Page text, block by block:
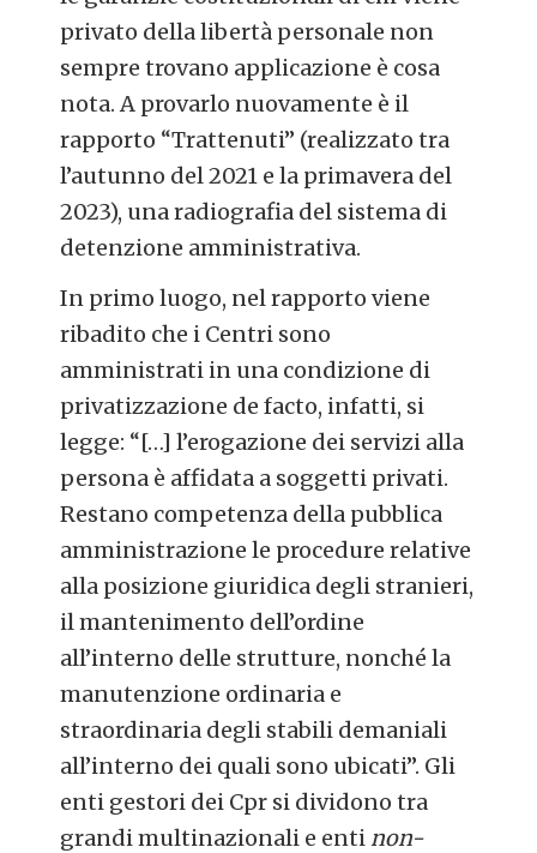
privato della libertà personale non
sempre trovano applicazione è cosa
nota. A provarlo nuovamente è il
rapporto “Trattenuti” (realizzato tra
l’autunno del 2021 e la primavera del
2023), una radiografia del sistema di
detenzione amministrativa.
In primo luogo, nel rapporto viene
ribadito che i Centri sono
amministrati in una condizione di
privatizzazione de facto, infatti, si
legge: “[…] l’erogazione dei servizi alla
persona è affidata a soggetti privati.
Restano competenza della pubblica
amministrazione le procedure relative
alla posizione giuridica degli stranieri,
il mantenimento dell’ordine
all’interno delle strutture, nonché la
manutenzione ordinaria e
straordinaria degli stabili demaniali
all’interno dei quali sono ubicati”. Gli
enti gestori dei Cpr si dividono tra
grandi multinazionali e entinon-